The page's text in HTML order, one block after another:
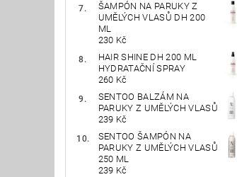
ŠAMPÓN NA PARUKY Z
UMĚLÝCH VLASŮ DH 200
ML
230 Kč
HAIR SHINE DH 200 ML
HYDRATAČNÍ SPRAY
260 Kč
SENTOO BALZÁM NA
PARUKY Z UMĚLÝCH VLASŮ
239 Kč
SENTOO ŠAMPÓN NA
PARUKY Z UMĚLÝCH VLASŮ
250 ML
239 Kč